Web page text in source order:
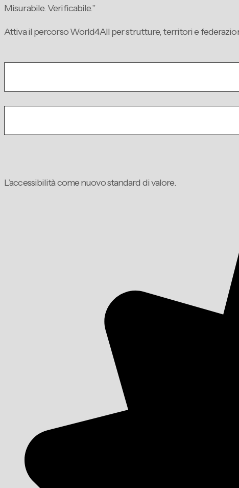
Misurabile. Verificabile.”
Attiva il percorso World4All per strutture, territori e
L’accessibilità come nuovo standard di valore.